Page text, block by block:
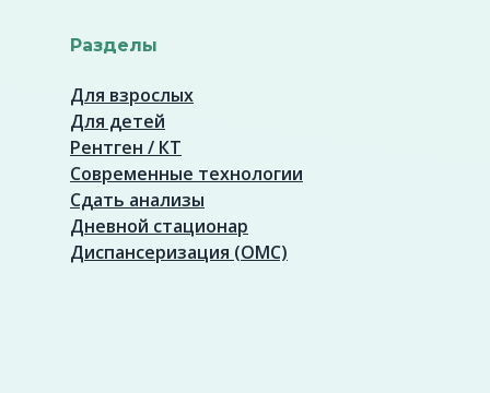
Для взрослых
Для детей
Рентген / КТ
Современные технологии
Сдать анализы
Дневной стационар
Диспансеризация (ОМС)
Разделы